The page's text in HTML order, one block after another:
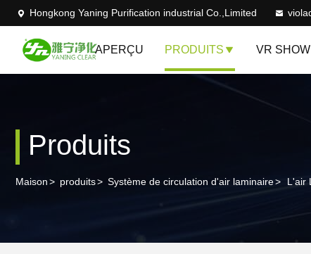
Hongkong Yaning Purification industrial Co.,Limited
APERÇU PRODUITS VR SHOW
Produits
Maison> produits> Système de circulation d'air laminaire> L'air